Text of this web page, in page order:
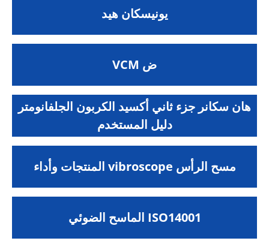
يونيسكان هيد
VCM ض
هان سكانر جزء ثاني أكسيد الكربون الجلفانومتر
دليل المستخدم
المنتجات وأداء vibroscope مسح الرأس
الماسح الضوئي ISO14001